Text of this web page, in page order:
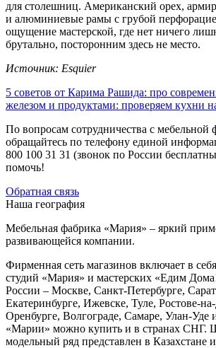
для столешниц. Американский орех,
и алюминиевые рамы с грубой
ощущение мастерской, где нет ничего
брутально, посторонним здесь не место.
Источник: Esquier
5 советов от Карима Рашида: про
железом и продуктами: проверяем кухни
По вопросам сотрудничества с мебельной
обращайтесь по телефону единой
800 100 31 31 (звонок по России
помочь!
Обратная связь
Наша география
Мебельная фабрика «Мария» – яркий
развивающейся компании.
Фирменная сеть магазинов включает в
студий «Мария» и мастерских «Едим
России – Москве, Санкт-Петербурге,
Екатеринбурге, Ижевске, Туле, Ростове-
Оренбурге, Волгограде, Самаре, Улан-Уде
«Марии» можно купить и в странах СНГ.
модельный ряд представлен в Казахстане